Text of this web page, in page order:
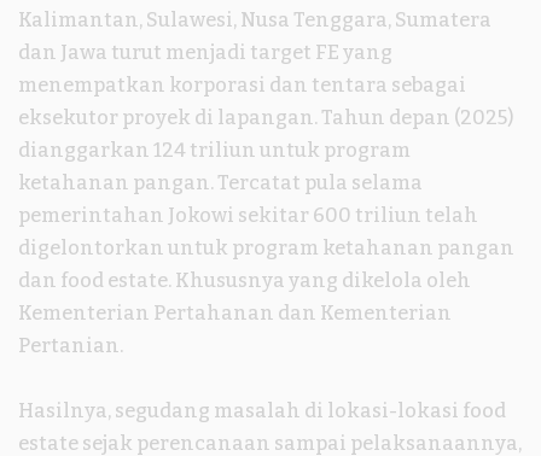
Kalimantan, Sulawesi, Nusa Tenggara, Sumatera
dan Jawa turut menjadi target FE yang
menempatkan korporasi dan tentara sebagai
eksekutor proyek di lapangan. Tahun depan (2025)
dianggarkan 124 triliun untuk program
ketahanan pangan. Tercatat pula selama
pemerintahan Jokowi sekitar 600 triliun telah
digelontorkan untuk program ketahanan pangan
dan food estate. Khususnya yang dikelola oleh
Kementerian Pertahanan dan Kementerian
Pertanian.
Hasilnya, segudang masalah di lokasi-lokasi food
estate sejak perencanaan sampai pelaksanaannya,